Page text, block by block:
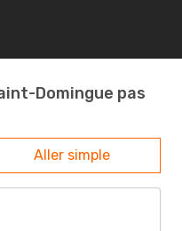
Domingue pas
Aller simple